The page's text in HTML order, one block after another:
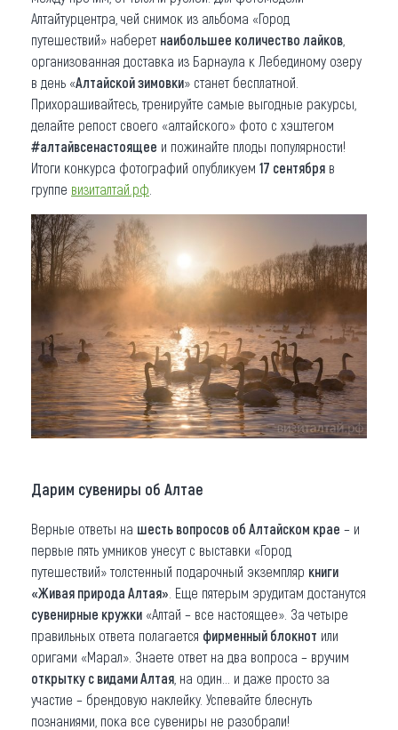
Алтайтурцентра, чей снимок из альбома «Город
путешествий» наберет наибольшее количество лайков
организованная доставка из Барнаула к Лебединому озеру
в день «Алтайской зимовки» станет бесплатной.
Прихорашивайтесь, тренируйте самые выгодные ракурсы,
делайте репост своего «алтайского» фото с хэштегом
#алтайвсенастоящее и пожинайте плоды популярности!
Итоги конкурса фотографий опубликуем 17 сентября в
группе визиталтай.рф
Дарим сувениры об Алтае
Верные ответы на шесть вопросов об Алтайском крае – и
первые пять умников унесут с выставки «Город
путешествий» толстенный подарочный экземпляр книги
«Живая природа Алтая» . Еще пятерым эрудитам достанутся
сувенирные кружки «Алтай – все настоящее». За четыре
правильных ответа полагается фирменный блокнот или
оригами «Марал». Знаете ответ на два вопроса – вручим
открытку с видами Алтая , на один… и даже просто за
участие – брендовую наклейку. Успевайте блеснуть
познаниями, пока все сувениры не разобрали!